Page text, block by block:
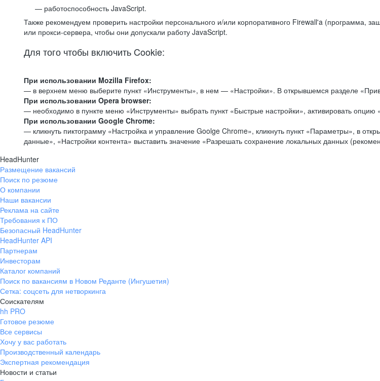
работоспособность JavaScript.
Также рекомендуем проверить настройки персонального и/или корпоративного Firewall'a (программа,
или прокси-сервера, чтобы они допускали работу JavaScript.
Для того чтобы включить Cookie:
При использовании Mozilla Firefox:
— в верхнем меню выберите пункт «Инструменты», в нем — «Настройки». В открывшемся разделе
При использовании Opera browser:
— необходимо в пункте меню «Инструменты» выбрать пункт «Быстрые настройки», активировать опцию
При использовании Google Chrome:
— кликнуть пиктограмму «Настройка и управление Goolge Chrome», кликнуть пункт «Параметры», в
данные», «Настройки контента» выставить значение «Разрешать сохранение локальных данных
HeadHunter
Размещение вакансий
Поиск по резюме
О компании
Наши вакансии
Реклама на сайте
Требования к ПО
Безопасный HeadHunter
HeadHunter API
Партнерам
Инвесторам
Каталог компаний
Поиск по вакансиям в Новом Реданте (Ингушетия)
Сетка: соцсеть для нетворкинга
Соискателям
hh PRO
Готовое резюме
Все сервисы
Хочу у вас работать
Производственный календарь
Экспертная рекомендация
Новости и статьи